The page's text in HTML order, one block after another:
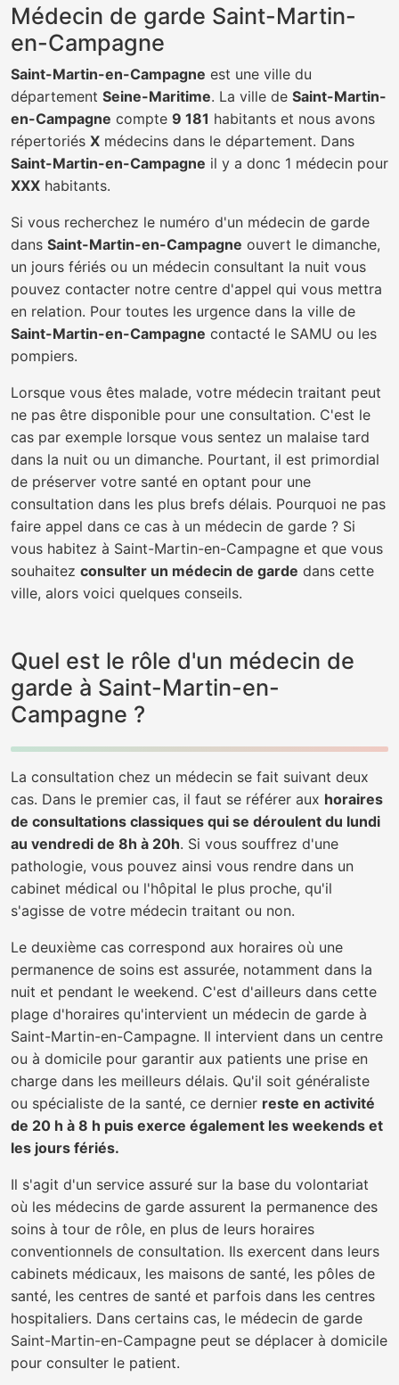
Médecin de garde Saint-Martin-
en-Campagne
Saint-Martin-en-Campagne est une ville du
département Seine-Maritime. La ville de Saint-Martin-
en-Campagne compte 9 181 habitants et nous avons
répertoriés X médecins dans le département. Dans
Saint-Martin-en-Campagne il y a donc 1 médecin pour
XXX habitants.
Si vous recherchez le numéro d'un médecin de garde
dans Saint-Martin-en-Campagne ouvert le dimanche,
un jours fériés ou un médecin consultant la nuit vous
pouvez contacter notre centre d'appel qui vous mettra
en relation. Pour toutes les urgence dans la ville de
Saint-Martin-en-Campagne contacté le SAMU ou les
pompiers.
Lorsque vous êtes malade, votre médecin traitant peut
ne pas être disponible pour une consultation. C'est le
cas par exemple lorsque vous sentez un malaise tard
dans la nuit ou un dimanche. Pourtant, il est primordial
de préserver votre santé en optant pour une
consultation dans les plus brefs délais. Pourquoi ne pas
faire appel dans ce cas à un médecin de garde ? Si
vous habitez à Saint-Martin-en-Campagne et que vous
souhaitez consulter un médecin de garde dans cette
ville, alors voici quelques conseils.
Quel est le rôle d'un médecin de
garde à Saint-Martin-en-
Campagne ?
La consultation chez un médecin se fait suivant deux
cas. Dans le premier cas, il faut se référer aux horaires
de consultations classiques qui se déroulent du lundi
au vendredi de 8h à 20h. Si vous souffrez d'une
pathologie, vous pouvez ainsi vous rendre dans un
cabinet médical ou l'hôpital le plus proche, qu'il
s'agisse de votre médecin traitant ou non.
Le deuxième cas correspond aux horaires où une
permanence de soins est assurée, notamment dans la
nuit et pendant le weekend. C'est d'ailleurs dans cette
plage d'horaires qu'intervient un médecin de garde à
Saint-Martin-en-Campagne. Il intervient dans un centre
ou à domicile pour garantir aux patients une prise en
charge dans les meilleurs délais. Qu'il soit généraliste
ou spécialiste de la santé, ce dernier reste en activité
de 20 h à 8 h puis exerce également les weekends et
les jours fériés.
Il s'agit d'un service assuré sur la base du volontariat
où les médecins de garde assurent la permanence des
soins à tour de rôle, en plus de leurs horaires
conventionnels de consultation. Ils exercent dans leurs
cabinets médicaux, les maisons de santé, les pôles de
santé, les centres de santé et parfois dans les centres
hospitaliers. Dans certains cas, le médecin de garde
Saint-Martin-en-Campagne peut se déplacer à domicile
pour consulter le patient.